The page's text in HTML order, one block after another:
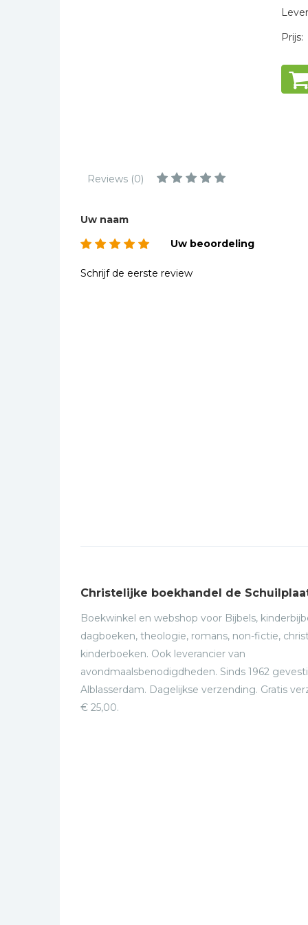
Toeristische kaarten en
gidsen
Prijs:
Reviews (0)
Uw naam
Uw beoordeling
Schrijf de eerste review
Christelijke boekhandel de
Boekwinkel en webshop voor Bijbels,
dagboeken, theologie, romans, non-fictie,
kinderboeken. Ook leverancier van
avondmaalsbenodigdheden. Sinds 1962
Alblasserdam. Dagelijkse verzending. Gratis
€ 25,00.